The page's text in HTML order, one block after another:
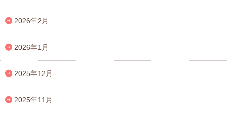
2026年2月
2026年1月
2025年12月
2025年11月